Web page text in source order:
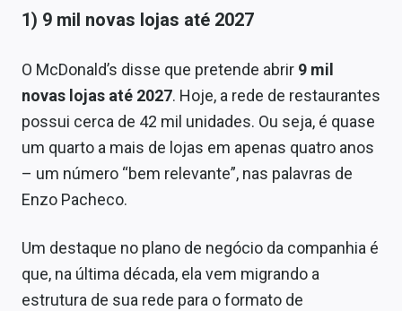
1) 9 mil novas lojas até 2027
O McDonald’s disse que pretende abrir 9 mil
novas lojas até 2027. Hoje, a rede de restaurantes
possui cerca de 42 mil unidades. Ou seja, é quase
um quarto a mais de lojas em apenas quatro anos
– um número “bem relevante”, nas palavras de
Enzo Pacheco.
Um destaque no plano de negócio da companhia é
que, na última década, ela vem migrando a
estrutura de sua rede para o formato de